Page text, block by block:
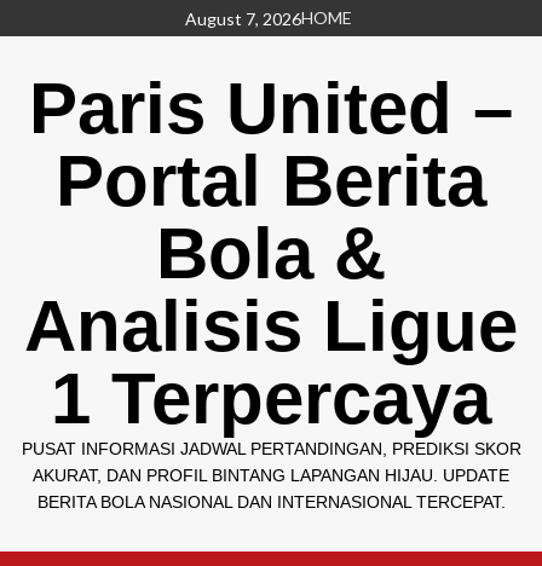
to
August 7, 2026HOME
Paris United –
Portal Berita
Bola &
Analisis Ligue
1 Terpercaya
PUSAT INFORMASI JADWAL PERTANDINGAN, PREDIKSI SKOR
AKURAT, DAN PROFIL BINTANG LAPANGAN HIJAU. UPDATE
BERITA BOLA NASIONAL DAN INTERNASIONAL TERCEPAT.